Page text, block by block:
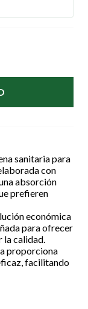
sanitaria para
con
absorción
prefieren
económica
para ofrecer
la calidad.
proporciona
facilitando